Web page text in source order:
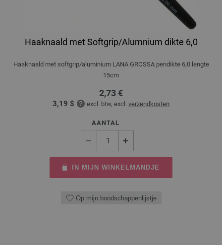
Haaknaald met Softgrip/Alumnium dikte 6,0
Haaknaald met softgrip/aluminium LANA GROSSA pendikte 6,0 lengte
15cm
2,73 €
3,19 $ excl. btw, excl. verzendkosten
AANTAL
IN MIJN WINKELMANDJE
Op mijn boodschappenlijstje